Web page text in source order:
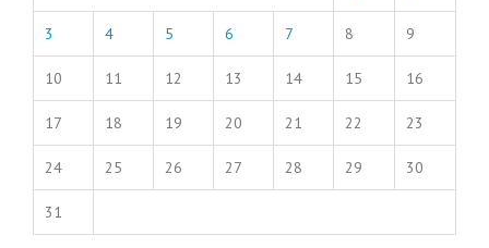
3 4 5 6 7 8 9
10 11 12 13 14 15 16
17 18 19 20 21 22 23
24 25 26 27 28 29 30
31